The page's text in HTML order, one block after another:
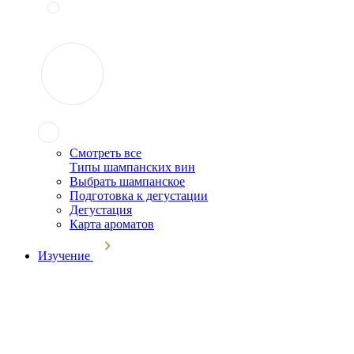
Смотреть все
Типы шампанских вин
Выбрать шампанское
Подготовка к дегустации
Дегустация
Карта ароматов
Изучение